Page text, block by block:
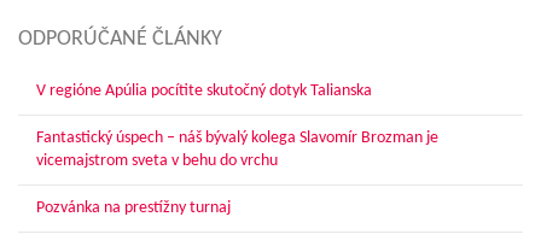
ODPORÚČANÉ ČLÁNKY
V regióne Apúlia pocítite skutočný dotyk Talianska
Fantastický úspech – náš bývalý kolega Slavomír Brozman je
vicemajstrom sveta v behu do vrchu
Pozvánka na prestížny turnaj